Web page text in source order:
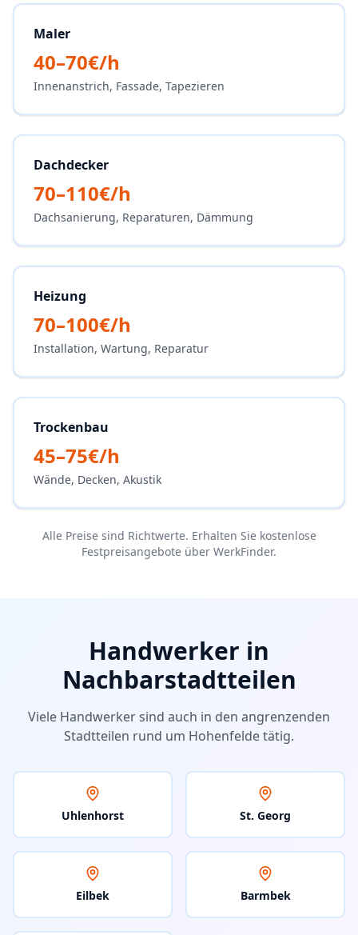
Maler
40–70€/h
Innenanstrich, Fassade, Tapezieren
Dachdecker
70–110€/h
Dachsanierung, Reparaturen, Dämmung
Heizung
70–100€/h
Installation, Wartung, Reparatur
Trockenbau
45–75€/h
Wände, Decken, Akustik
Alle Preise sind Richtwerte. Erhalten Sie kostenlose
Festpreisangebote über WerkFinder.
Handwerker in
Nachbarstadtteilen
Viele Handwerker sind auch in den angrenzenden
Stadtteilen rund um Hohenfeldetätig.
Uhlenhorst St. Georg
Eilbek Barmbek